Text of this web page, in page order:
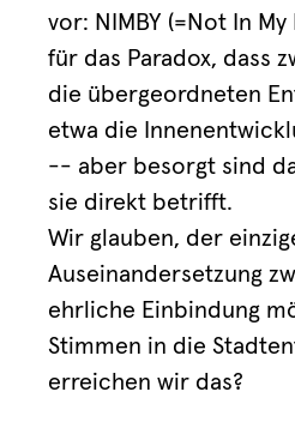
vor: NIMBY (=Not In
für das Paradox, dass
die übergeordneten
etwa die
-- aber besorgt sind
sie direkt betrifft.
Wir glauben, der
Auseinandersetzung
ehrliche Einbindung
Stimmen in die
erreichen wir das?